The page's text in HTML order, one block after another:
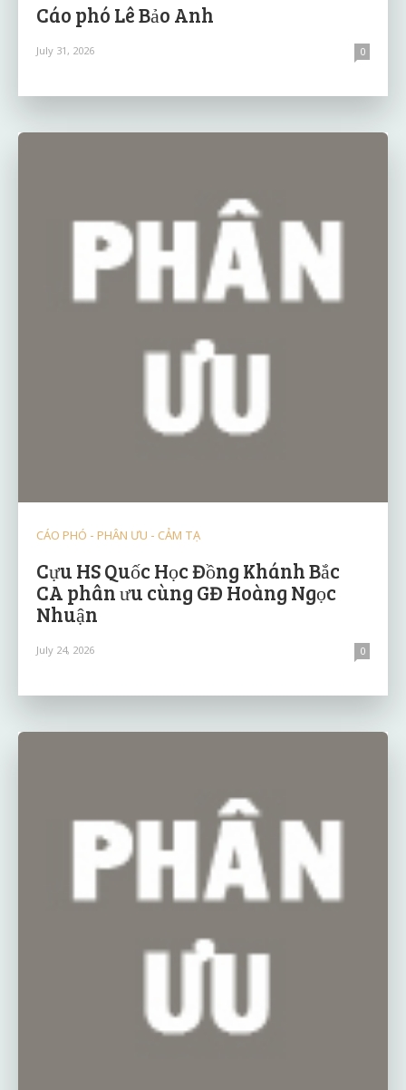
Cáo phó Lê Bảo Anh
July 31, 2026 0
CÁO PHÓ - PHÂN ƯU - CẢM TẠ
Cựu HS Quốc Học Đồng Khánh Bắc
CA phân ưu cùng GĐ Hoàng Ngọc
Nhuận
July 24, 2026 0